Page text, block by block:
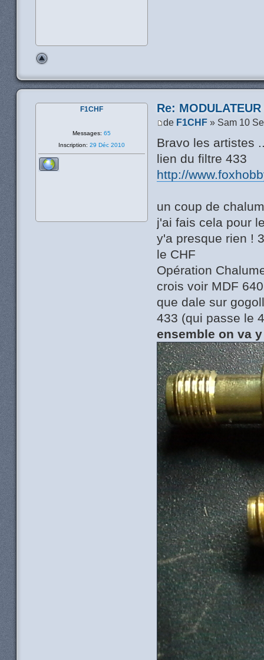
Re:
de F1CHF » Sam 10
Bravo les artistes
lien du filtre 433
http://
un coup de
j'ai fais cela pour
y'a presque rien !
le CHF
Opération
crois voir MDF
que dale sur
433 (qui passe le
ensemble on va
F1CHF
Messages: 65
Inscription: 29 Déc 2010